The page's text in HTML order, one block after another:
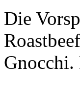
Die
Gnocchi.